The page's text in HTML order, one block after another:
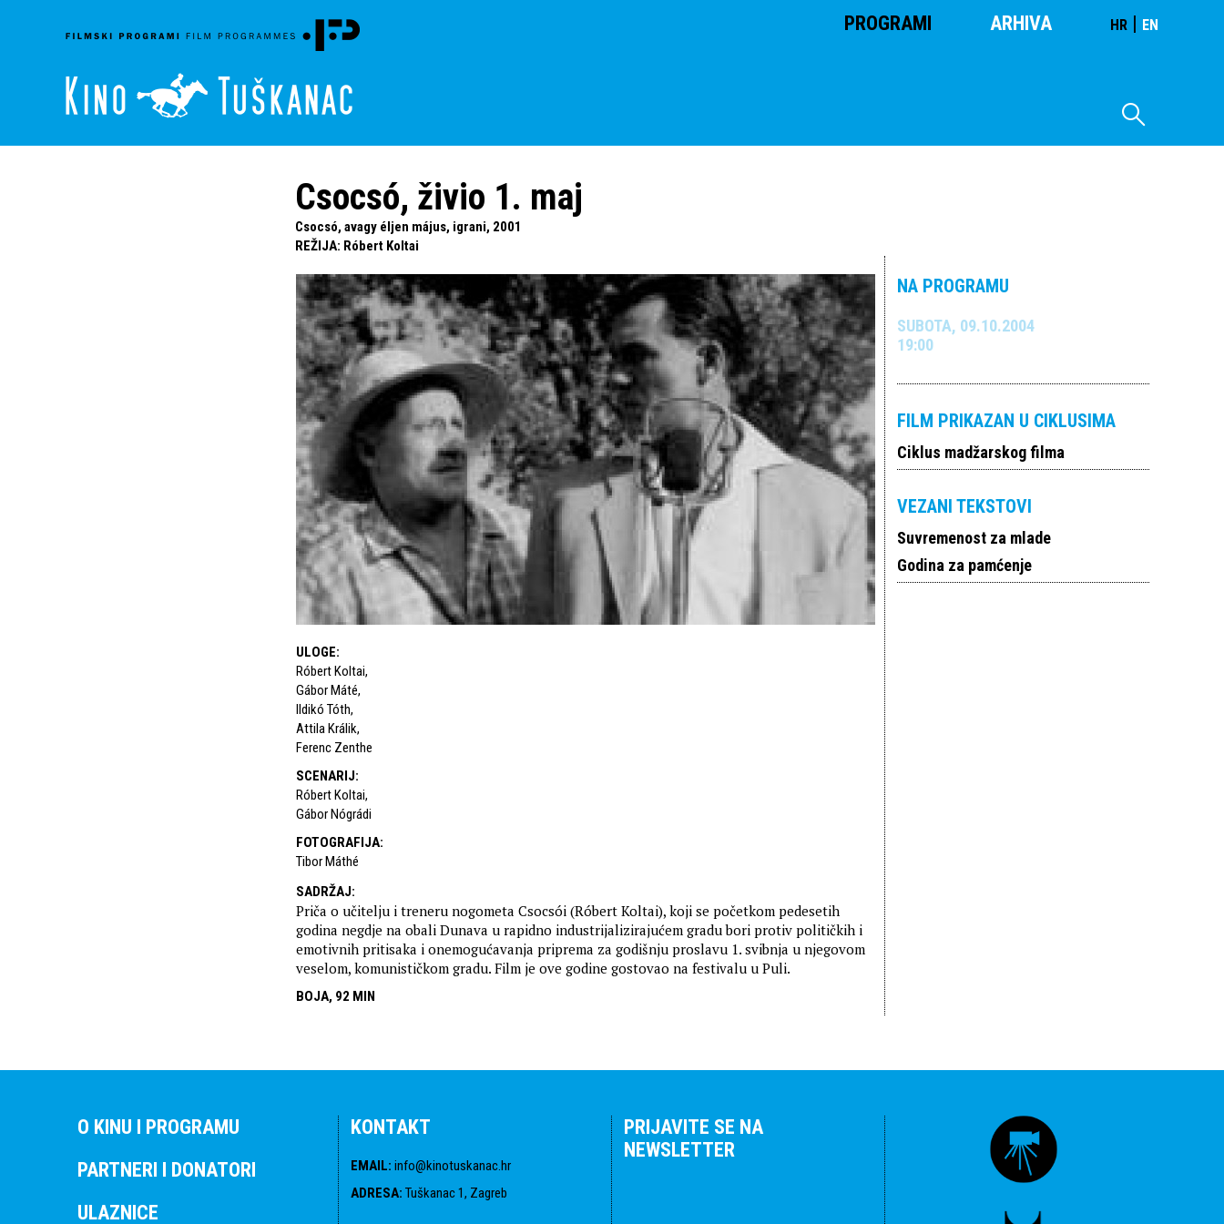
PROGRAMI ARHIVA HR | EN
Csocsó, živio 1. maj
Csocsó, avagy éljen május, igrani, 2001
REŽIJA: Róbert Koltai
ULOGE:
Róbert Koltai,
Gábor Máté,
Ildikó Tóth,
Attila Králik,
Ferenc Zenthe
SCENARIJ:
Róbert Koltai,
Gábor Nógrádi
FOTOGRAFIJA:
Tibor Máthé
SADRŽAJ:
Priča o učitelju i treneru nogometa Csocsói (Róbert Koltai), koji se početkom pedesetih
godina negdje na obali Dunava u rapidno industrijalizirajućem gradu bori protiv političkih i
emotivnih pritisaka i onemogućavanja priprema za godišnju proslavu 1. svibnja u njegovom
veselom, komunističkom gradu. Film je ove godine gostovao na festivalu u Puli.
BOJA, 92 MIN
NA PROGRAMU
SUBOTA, 09.10.2004
19:00
FILM PRIKAZAN U CIKLUSIMA
Ciklus madžarskog filma
VEZANI TEKSTOVI
Suvremenost za mlade
Godina za pamćenje
O KINU I PROGRAMU
PARTNERI I DONATORI
ULAZNICE
KONTAKT
EMAIL: info@kinotuskanac.hr
ADRESA: Tuškanac 1, Zagreb
PRIJAVITE SE NA
NEWSLETTER